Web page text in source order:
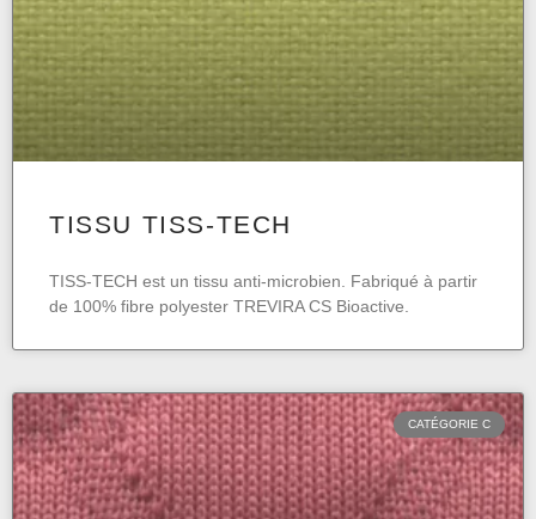
TISSU TISS-TECH
TISS-TECH est un tissu anti-microbien. Fabriqué à partir
de 100% fibre polyester TREVIRA CS Bioactive.
CATÉGORIE C